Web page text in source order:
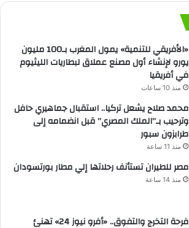
«الأفريقي للتنمية» يمول المغرب بـ100 مليون
يورو لإنشاء أول مصنع عملاق لبطاريات الليثيوم
في أفريقيا
منذ 10 ساعات
محمد صلاح يشعل تركيا.. استقبال جماهيري حافل
وترحيب بـ”الملك المصري” قبل انضمامه إلى
طرابزون سبور
منذ 11 ساعة
مصر للطيران تستأنف رحلاتها إلي مطار بورتسودان
منذ 14 ساعة
فرحة التخرج والتفوق.. «أفرو نيوز 24» تهنئ